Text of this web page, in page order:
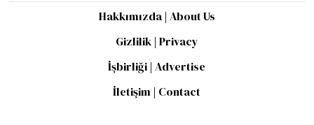
Hakkımızda | About Us
Gizlilik | Privacy
İşbirliği | Advertise
İletişim | Contact